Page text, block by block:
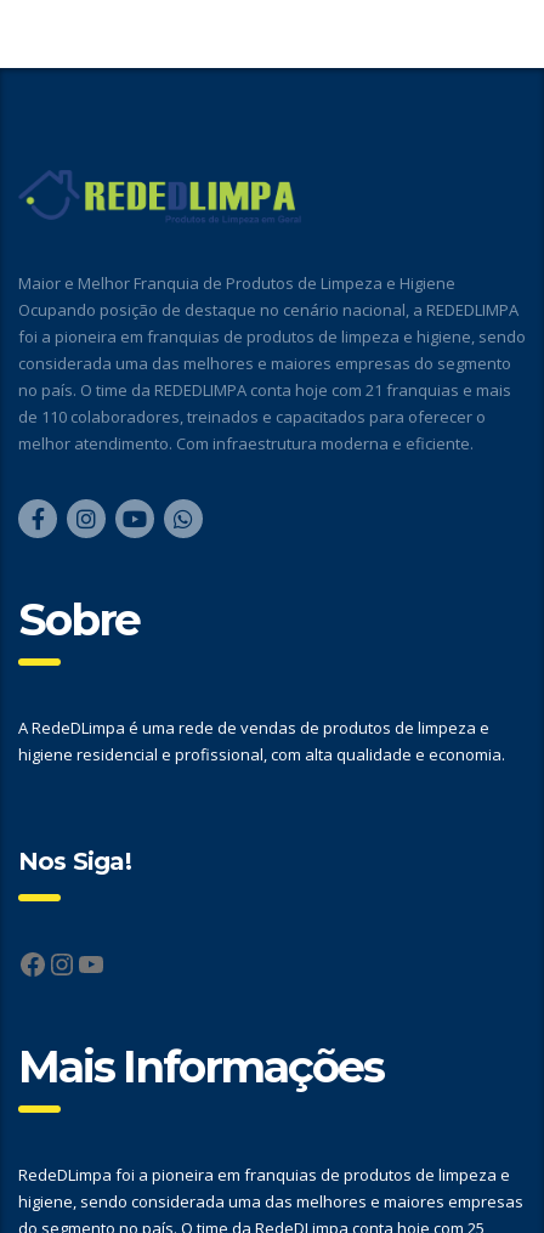
Maior e Melhor Franquia de Produtos de Limpeza e Higiene
Ocupando posição de destaque no cenário nacional, a REDEDLIMPA
foi a pioneira em franquias de produtos de limpeza e higiene, sendo
considerada uma das melhores e maiores empresas do segmento
no país. O time da REDEDLIMPA conta hoje com 21 franquias e mais
de 110 colaboradores, treinados e capacitados para oferecer o
melhor atendimento. Com infraestrutura moderna e eficiente.
Sobre
A RedeDLimpa é uma rede de vendas de produtos de limpeza e
higiene residencial e profissional, com alta qualidade e economia.
Nos Siga!
Facebook
Instagram
YouTube
Mais Informações
RedeDLimpa foi a pioneira em franquias de produtos de limpeza e
higiene, sendo considerada uma das melhores e maiores empresas
do segmento no país. O time da RedeDLimpa conta hoje com 25